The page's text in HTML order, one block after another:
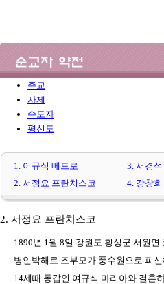
주교
사제
수도자
평신도
1. 이규식 베드로 3. 서경
2. 서정요 프란치스코
4. 강창
2. 서정요 프란치스코
1890년 1월 8일 강원도 횡성군 서원
병인박해로 조부모가 풍수원으로 피
14세때 동갑인 여규식 마리아와 결혼